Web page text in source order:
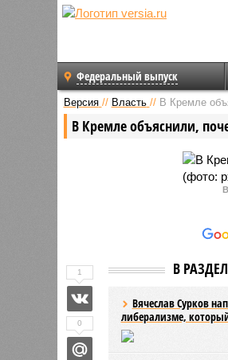
Федеральный выпуск
Версия // Власть // В Кремле
В Кремле объяснили,
В
Вячеслав Сурков
либерализме,
1
0